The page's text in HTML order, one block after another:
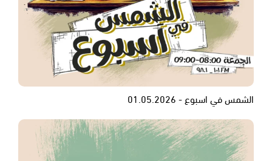
الشمس في اسبوع - 01.05.2026